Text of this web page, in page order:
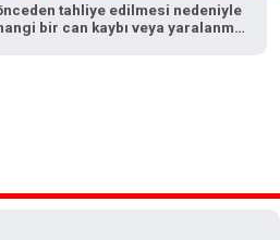
tahliye edilmesi nedeniyle
bir can kaybı veya yaralanma